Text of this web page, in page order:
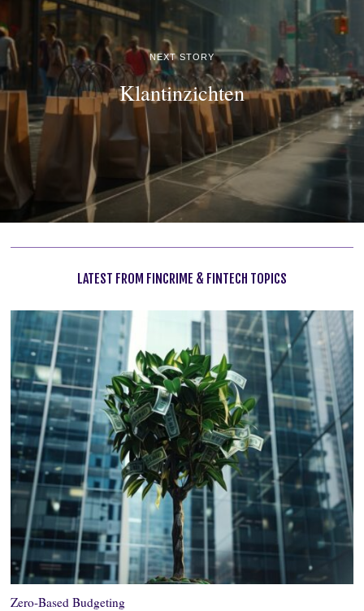
NEXT STORY
Klantinzichten
LATEST FROM FINCRIME & FINTECH TOPICS
Zero-Based Budgeting